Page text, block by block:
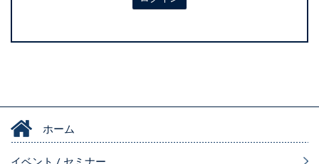
ホーム
イベント / セミナー